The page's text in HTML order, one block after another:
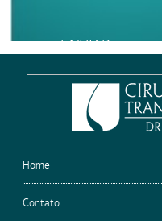
leave
Home
Contato